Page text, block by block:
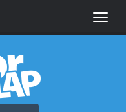
Toggle